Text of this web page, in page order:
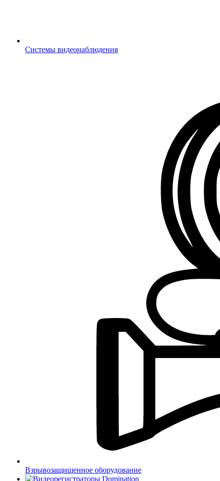
Системы видеонаблюдения
Взрывозащищенное оборудование